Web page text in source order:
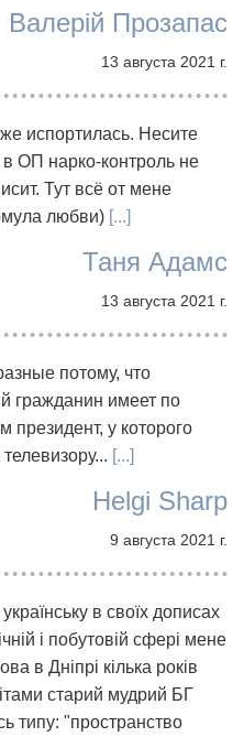
Валерій Прозапас
13 августа 2021 г.
испортилась. Несите
ОП нарко-контроль не
Тут всё от мене
любви) [...]
Таня Адамс
13 августа 2021 г.
потому, что
гражданин имеет по
президент, у которого
[...]
Helgi Sharp
9 августа 2021 г.
в своїх дописах
і побутовій сфері мене
в Дніпрі кілька років
старий мудрий БГ
типу: "пространство